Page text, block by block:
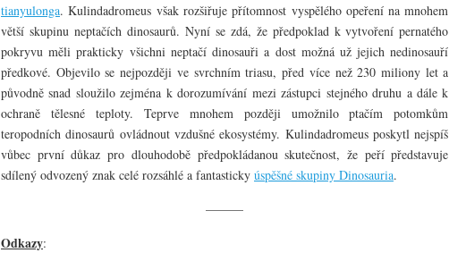
tianyulonga. Kulindadromeus však rozšiřuje přítomnost vyspělého opeření na mnohem
větší skupinu neptačích dinosaurů. Nyní se zdá, že předpoklad k vytvoření pernatého
pokryvu měli prakticky všichni neptačí dinosauři a dost možná už jejich nedinosauří
předkové. Objevilo se nejpozději ve svrchním triasu, před více než 230 miliony let a
původně snad sloužilo zejména k dorozumívání mezi zástupci stejného druhu a dále k
ochraně tělesné teploty. Teprve mnohem později umožnilo ptačím potomkům
teropodních dinosaurů ovládnout vzdušné ekosystémy. Kulindadromeus poskytl nejspíš
vůbec první důkaz pro dlouhodobě předpokládanou skutečnost, že peří představuje
sdílený odvozený znak celé rozsáhlé a fantasticky úspěšné skupiny Dinosauria.
———
Odkazy: